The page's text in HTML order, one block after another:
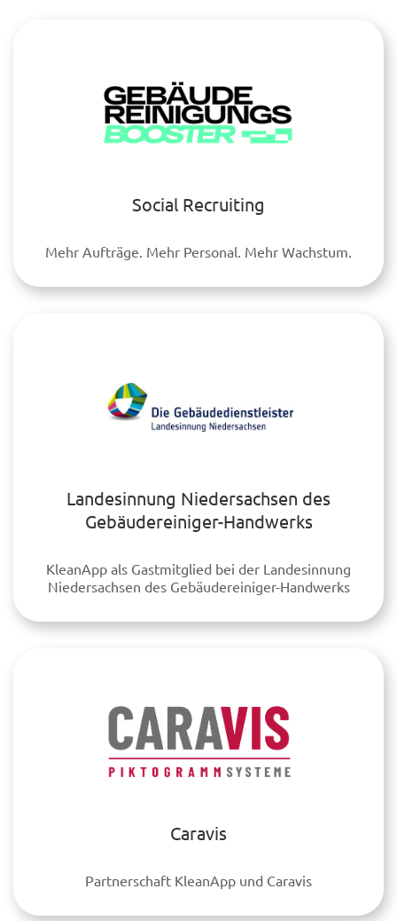
Social Recruiting
Mehr Aufträge. Mehr Personal. Mehr Wachstum.
Landesinnung Niedersachsen des
Gebäudereiniger-Handwerks
KleanApp als Gastmitglied bei der Landesinnung
Niedersachsen des Gebäudereiniger-Handwerks
Caravis
Partnerschaft KleanApp und Caravis